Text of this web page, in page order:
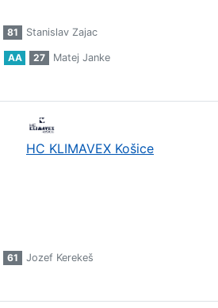
81 Stanislav Zajac
AA 27 Matej Janke
HC KLIMAVEX Košice
61 Jozef Kerekeš